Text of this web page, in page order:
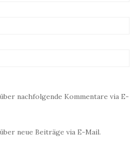
nachfolgende Kommentare via E-
neue Beiträge via E-Mail.